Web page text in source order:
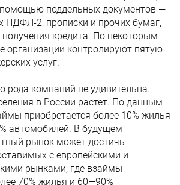
помощью поддельных документов —
НДФЛ-2, прописки и прочих бумаг,
кредита. По некоторым
организации контролируют пятую
услуг.
рода компаний не удивительна.
в России растет. По данным
приобретается более 10% жилья
автомобилей. В будущем
рынок может достичь
с европейскими и
рынками, где взаймы
70% жилья и 60—90%